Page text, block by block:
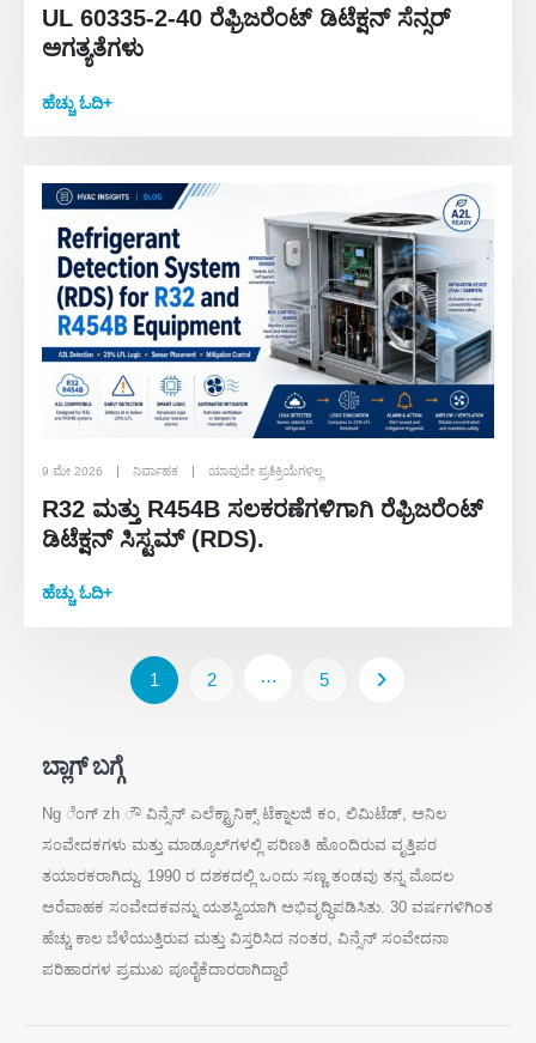
UL 60335-2-40 ರೆಫ್ರಿಜರೆಂಟ್ ಡಿಟೆಕ್ಷನ್ ಸೆನ್ಸರ್
ಅಗತ್ಯತೆಗಳು
ಹೆಚ್ಚು ಓದಿ+
9 ಮೇ 2026 ನಿರ್ವಾಹಕ ಯಾವುದೇ ಪ್ರತಿಕ್ರಿಯೆಗಳಿಲ್ಲ
R32 ಮತ್ತು R454B ಸಲಕರಣೆಗಳಿಗಾಗಿ ರೆಫ್ರಿಜರೆಂಟ್
ಡಿಟೆಕ್ಷನ್ ಸಿಸ್ಟಮ್ (RDS).
ಹೆಚ್ಚು ಓದಿ+
1 2 … 5
ಬ್ಲಾಗ್ ಬಗ್ಗೆ
Ng ೆಂಗ್‌ zh ೌ ವಿನ್ಸೆನ್ ಎಲೆಕ್ಟ್ರಾನಿಕ್ಸ್ ಟೆಕ್ನಾಲಜಿ ಕಂ, ಲಿಮಿಟೆಡ್, ಅನಿಲ
ಸಂವೇದಕಗಳು ಮತ್ತು ಮಾಡ್ಯೂಲ್‌ಗಳಲ್ಲಿ ಪರಿಣತಿ ಹೊಂದಿರುವ ವೃತ್ತಿಪರ
ತಯಾರಕರಾಗಿದ್ದು, 1990 ರ ದಶಕದಲ್ಲಿ ಒಂದು ಸಣ್ಣ ತಂಡವು ತನ್ನ ಮೊದಲ
ಅರೆವಾಹಕ ಸಂವೇದಕವನ್ನು ಯಶಸ್ವಿಯಾಗಿ ಅಭಿವೃದ್ಧಿಪಡಿಸಿತು. 30 ವರ್ಷಗಳಿಗಿಂತ
ಹೆಚ್ಚು ಕಾಲ ಬೆಳೆಯುತ್ತಿರುವ ಮತ್ತು ವಿಸ್ತರಿಸಿದ ನಂತರ, ವಿನ್ಸೆನ್ ಸಂವೇದನಾ
ಪರಿಹಾರಗಳ ಪ್ರಮುಖ ಪೂರೈಕೆದಾರರಾಗಿದ್ದಾರೆ